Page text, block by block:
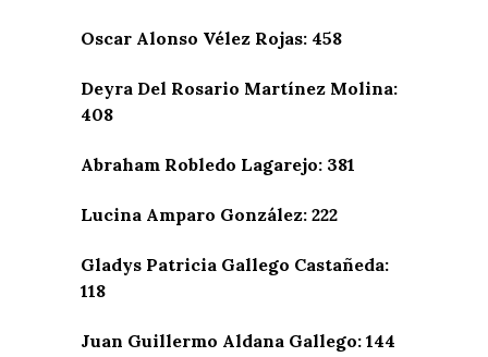
Oscar Alonso Vélez Rojas: 458
Deyra Del Rosario Martínez Molina:
408
Abraham Robledo Lagarejo: 381
Lucina Amparo González: 222
Gladys Patricia Gallego Castañeda:
118
Juan Guillermo Aldana Gallego: 144